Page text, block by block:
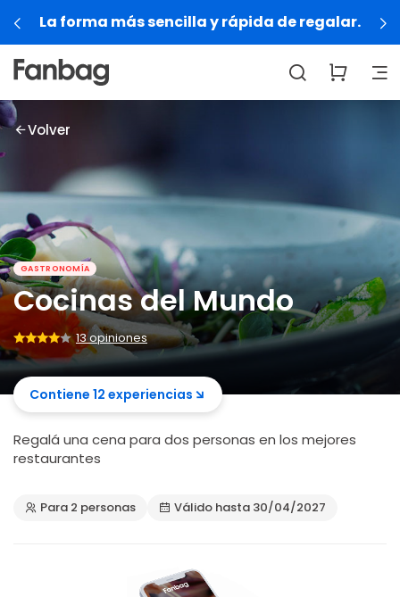
La forma más sencilla y rápida de regalar.
Volver
GASTRONOMÍA
Cocinas del Mundo
13 opiniones
Contiene 12 experiencias
Regalá una cena para dos personas en los mejores
restaurantes
Para 2 personas Válido hasta 30/04/2027